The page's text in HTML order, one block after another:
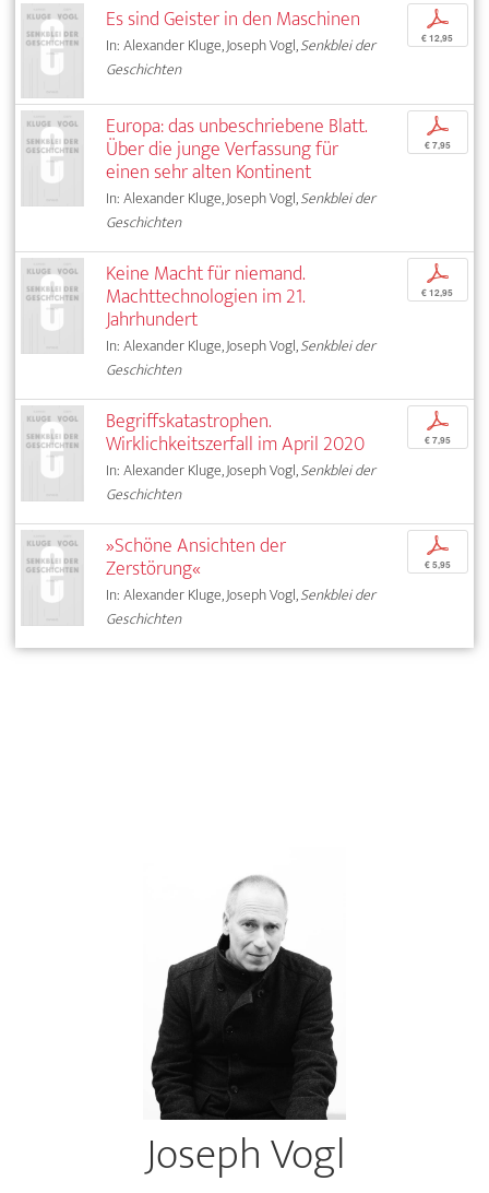
Es sind Geister in den Maschinen
In: Alexander Kluge, Joseph Vogl,Senkblei der
Geschichten
p
€ 12,95
Europa: das unbeschriebene Blatt.
Über die junge Verfassung für
einen sehr alten Kontinent
In: Alexander Kluge, Joseph Vogl,Senkblei der
Geschichten
p
€ 7,95
Keine Macht für niemand.
Machttechnologien im 21.
Jahrhundert
In: Alexander Kluge, Joseph Vogl,Senkblei der
Geschichten
p
€ 12,95
Begriffskatastrophen.
Wirklichkeitszerfall im April 2020
In: Alexander Kluge, Joseph Vogl,Senkblei der
Geschichten
p
€ 7,95
»Schöne Ansichten der
Zerstörung«
In: Alexander Kluge, Joseph Vogl,Senkblei der
Geschichten
p
€ 5,95
Joseph Vogl